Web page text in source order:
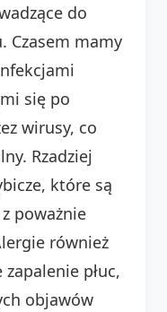
do
Czasem mamy
się po
wirusy, co
Rzadziej
które są
poważnie
również
płuc,
objawów